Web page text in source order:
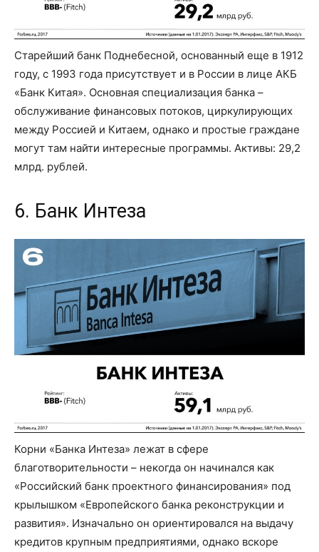
Старейший банк Поднебесной, основанный еще в 1912
году, с 1993 года присутствует и в России в лице АКБ
«Банк Китая». Основная специализация банка –
обслуживание финансовых потоков, циркулирующих
между Россией и Китаем, однако и простые граждане
могут там найти интересные программы. Активы: 29,2
млрд. рублей.
6. Банк Интеза
Корни «Банка Интеза» лежат в сфере
благотворительности – некогда он начинался как
«Российский банк проектного финансирования» под
крылышком «Европейского банка реконструкции и
развития». Изначально он ориентировался на выдачу
кредитов крупным предприятиями, однако вскоре